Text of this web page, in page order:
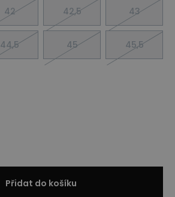
42 42,5 43
44,5 45 45,5
Přidat do košíku